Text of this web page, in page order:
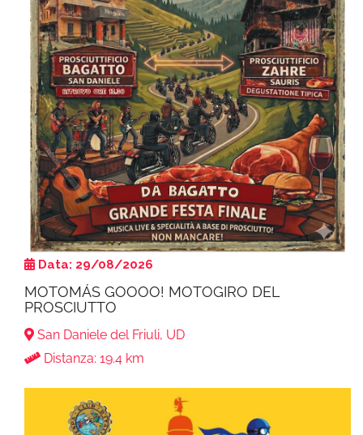
Data: 29/08/2026
MOTOMÁS GOOOO! MOTOGIRO DEL
PROSCIUTTO
San Daniele del Friuli, UD
Distanza: 19.4 km